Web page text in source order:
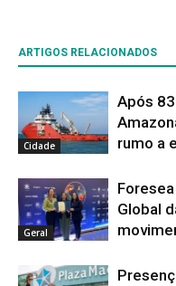
ARTIGOS RELACIONADOS
Cidade
Após
rumo a
Geral
Global